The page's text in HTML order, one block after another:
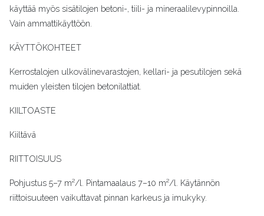
käyttää myös sisätilojen betoni-, tiili- ja mineraalilevypinnoilla.
Vain ammattikäyttöön.
KÄYTTÖKOHTEET
Kerrostalojen ulkovälinevarastojen, kellari- ja pesutilojen sekä
muiden yleisten tilojen betonilattiat.
KIILTOASTE
Kiiltävä
RIITTOISUUS
Pohjustus 5–7 m²/l. Pintamaalaus 7–10 m²/l. Käytännön
riittoisuuteen vaikuttavat pinnan karkeus ja imukyky.